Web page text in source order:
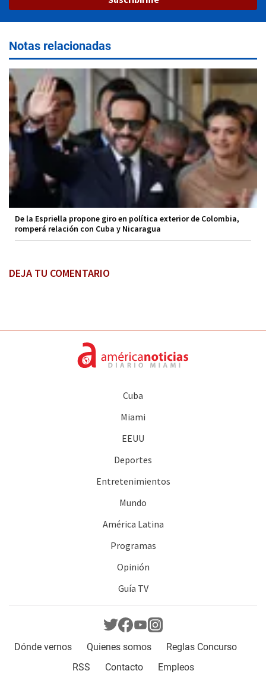
Notas relacionadas
De la Espriella propone giro en política exterior de Colombia,
romperá relación con Cuba y Nicaragua
DEJA TU COMENTARIO
Cuba
Miami
EEUU
Deportes
Entretenimientos
Mundo
América Latina
Programas
Opinión
Guía TV
Dónde vernos Quienes somos
Reglas Concurso
RSS
Contacto Empleos